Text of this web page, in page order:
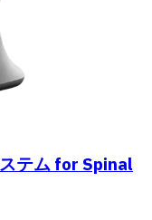
テム for Spinal